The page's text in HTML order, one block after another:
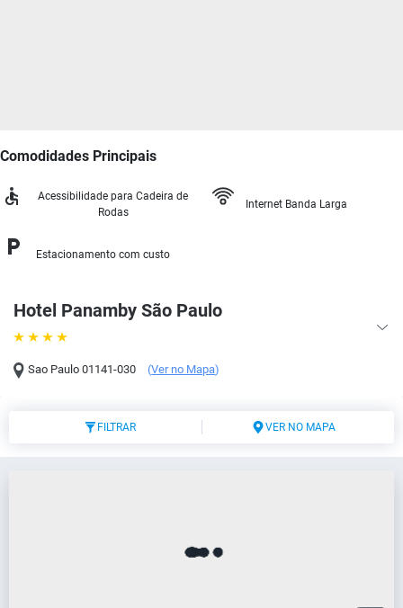
Hotel Panamby São Paulo
Sao Paulo 01141-030 (Ver no Mapa)
Comodidades Principais
Acessibilidade para Cadeira de
Rodas
Internet Banda Larga
Estacionamento com custo
FILTRAR VER NO MAPA